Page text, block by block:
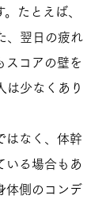
たとえば、
、翌日の疲れ
スコアの壁を
少なくあり
はなく、体幹
いる場合もあ
体側のコンデ